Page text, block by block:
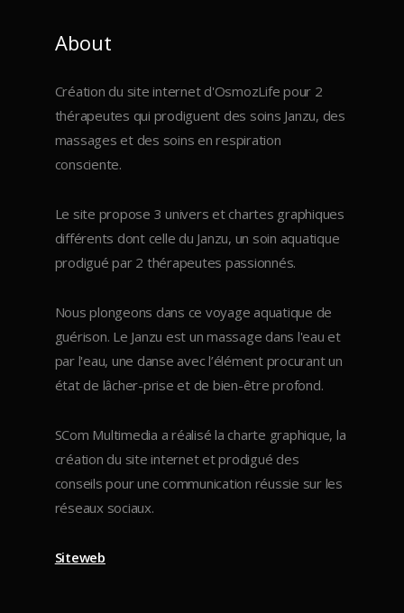
About
Création du site internet d'OsmozLife pour 2
thérapeutes qui prodiguent des soins Janzu, des
massages et des soins en respiration
consciente.
Le site propose 3 univers et chartes graphiques
différents dont celle du Janzu, un soin aquatique
prodigué par 2 thérapeutes passionnés.
Nous plongeons dans ce voyage aquatique de
guérison. Le Janzu est un massage dans l'eau et
par l'eau, une danse avec l’élément procurant un
état de lâcher-prise et de bien-être profond.
SCom Multimedia a réalisé la charte graphique, la
création du site internet et prodigué des
conseils pour une communication réussie sur les
réseaux sociaux.
Siteweb